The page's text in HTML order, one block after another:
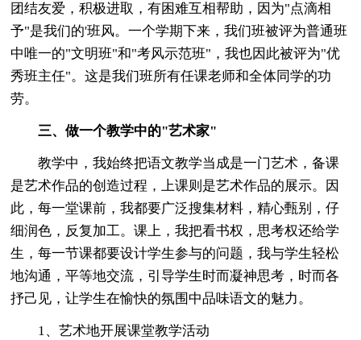
团结友爱，积极进取，有困难互相帮助，因为"点滴相
予"是我们的'班风。一个学期下来，我们班被评为普通班
中唯一的"文明班"和"考风示范班"，我也因此被评为"优
秀班主任"。这是我们班所有任课老师和全体同学的功
劳。
三、做一个教学中的"艺术家"
教学中，我始终把语文教学当成是一门艺术，备课
是艺术作品的创造过程，上课则是艺术作品的展示。因
此，每一堂课前，我都要广泛搜集材料，精心甄别，仔
细润色，反复加工。课上，我把看书权，思考权还给学
生，每一节课都要设计学生参与的问题，我与学生轻松
地沟通，平等地交流，引导学生时而凝神思考，时而各
抒己见，让学生在愉快的氛围中品味语文的魅力。
1、艺术地开展课堂教学活动